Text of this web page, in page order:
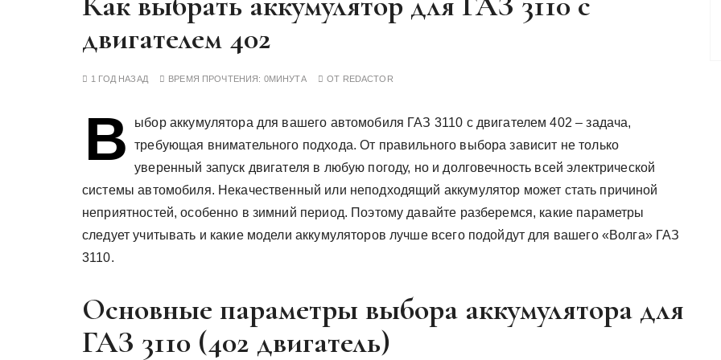
двигателем 402
1 ГОД НАЗАД ВРЕМЯ ПРОЧТЕНИЯ: 0МИНУТА ОТ REDACTOR
В
ыбор аккумулятора для вашего автомобиля ГАЗ 3110 с двигателем 402 – задача,
требующая внимательного подхода. От правильного выбора зависит не только
уверенный запуск двигателя в любую погоду, но и долговечность всей электрической
системы автомобиля. Некачественный или неподходящий аккумулятор может стать причиной
неприятностей, особенно в зимний период. Поэтому давайте разберемся, какие параметры
следует учитывать и какие модели аккумуляторов лучше всего подойдут для вашего «Волга» ГАЗ
3110.
Основные параметры выбора аккумулятора для
ГАЗ 3110 (402 двигатель)